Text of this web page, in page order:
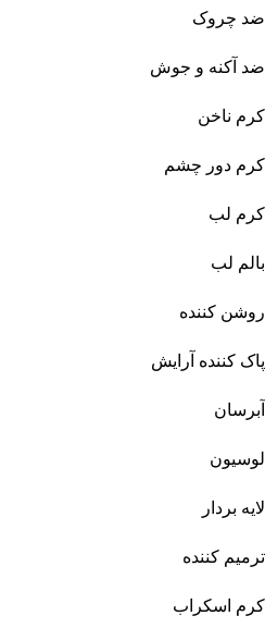
ضد چروک
ضد آکنه و جوش
کرم ناخن
کرم دور چشم
کرم لب
بالم لب
روشن کننده
پاک کننده آرایش
آبرسان
لوسیون
لایه بردار
ترمیم کننده
کرم اسکراب